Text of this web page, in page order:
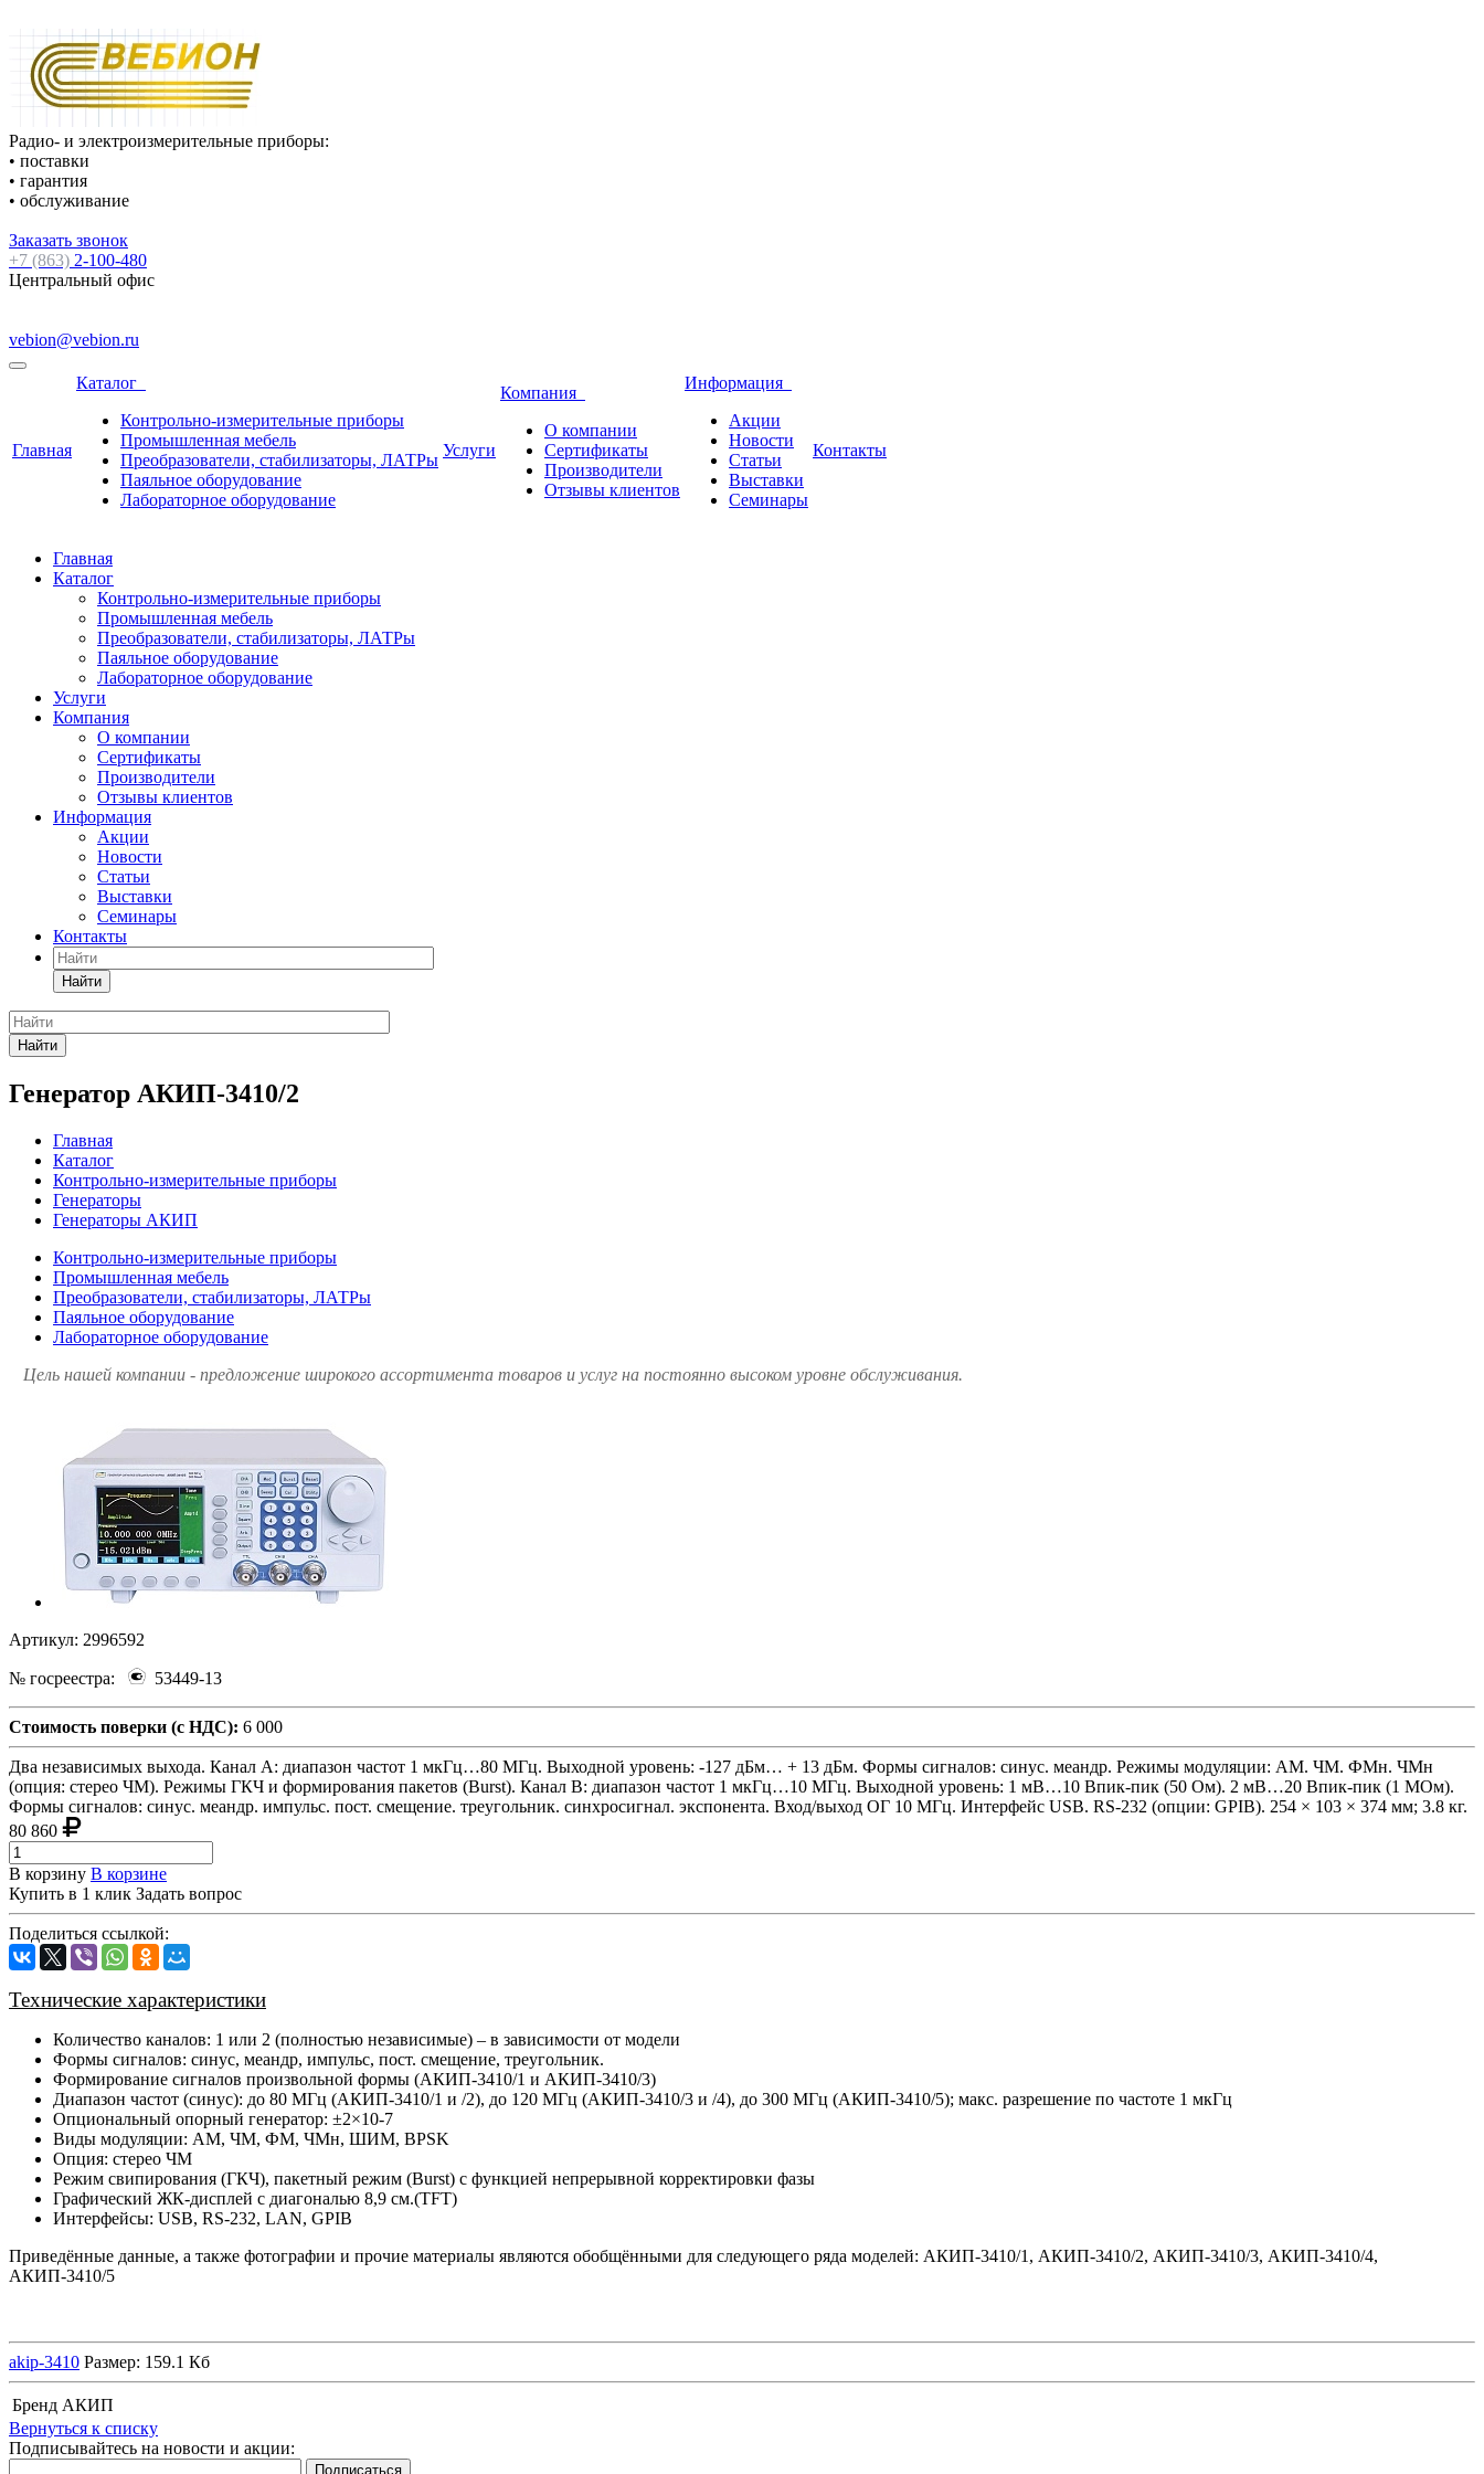
Радио- и электроизмерительные приборы:
• поставки
• гарантия
• обслуживание
Заказать звонок
+7 (863) 2-100-480
Центральный офис
vebion@vebion.ru
Главная
Каталог
Контрольно-измерительные приборы
Промышленная мебель
Преобразователи, стабилизаторы, ЛАТРы
Паяльное оборудование
Лабораторное оборудование
Услуги
Компания
О компании
Сертификаты
Производители
Отзывы клиентов
Информация
Акции
Новости
Статьи
Выставки
Семинары
Контакты
Главная
Каталог
Контрольно-измерительные приборы
Промышленная мебель
Преобразователи, стабилизаторы, ЛАТРы
Паяльное оборудование
Лабораторное оборудование
Услуги
Компания
О компании
Сертификаты
Производители
Отзывы клиентов
Информация
Акции
Новости
Статьи
Выставки
Семинары
Контакты
Найти
Найти
Генератор АКИП-3410/2
Главная
Каталог
Контрольно-измерительные приборы
Генераторы
Генераторы АКИП
Контрольно-измерительные приборы
Промышленная мебель
Преобразователи, стабилизаторы, ЛАТРы
Паяльное оборудование
Лабораторное оборудование
Цель нашей компании - предложение широкого ассортимента товаров и услуг на постоянно высоком уровне обслуживания.
Артикул: 2996592
№ госреестра: 53449-13
Стоимость поверки (с НДС): 6 000
Два независимых выхода. Канал A: диапазон частот 1 мкГц…80 МГц. Выходной уровень: -127 дБм… + 13 дБм. Формы сигналов: синус. меандр. Режимы модуляции: АМ. ЧМ. ФМн. ЧМн
(опция: стерео ЧМ). Режимы ГКЧ и формирования пакетов (Burst). Канал B: диапазон частот 1 мкГц…10 МГц. Выходной уровень: 1 мВ…10 Впик-пик (50 Ом). 2 мВ…20 Впик-пик (1 МОм).
Формы сигналов: синус. меандр. импульс. пост. смещение. треугольник. синхросигнал. экспонента. Вход/выход ОГ 10 МГц. Интерфейс USB. RS-232 (опции: GPIB). 254 × 103 × 374 мм; 3.8 кг.
80 860
В корзину В корзине
Купить в 1 клик Задать вопрос
Поделиться ссылкой:
Технические характеристики
Количество каналов: 1 или 2 (полностью независимые) – в зависимости от модели
Формы сигналов: синус, меандр, импульс, пост. смещение, треугольник.
Формирование сигналов произвольной формы (АКИП-3410/1 и АКИП-3410/3)
Диапазон частот (синус): до 80 МГц (АКИП-3410/1 и /2), до 120 МГц (АКИП-3410/3 и /4), до 300 МГц (АКИП-3410/5); макс. разрешение по частоте 1 мкГц
Опциональный опорный генератор: ±2×10-7
Виды модуляции: АМ, ЧМ, ФМ, ЧМн, ШИМ, BPSK
Опция: стерео ЧМ
Режим свипирования (ГКЧ), пакетный режим (Burst) с функцией непрерывной корректировки фазы
Графический ЖК-дисплей с диагональю 8,9 см.(TFT)
Интерфейсы: USB, RS-232, LAN, GPIB
Приведённые данные, а также фотографии и прочие материалы являются обобщёнными для следующего ряда моделей: АКИП-3410/1, АКИП-3410/2, АКИП-3410/3, АКИП-3410/4,
АКИП-3410/5
akip-3410 Размер: 159.1 Кб
Бренд АКИП
Вернуться к списку
Подписывайтесь на новости и акции: